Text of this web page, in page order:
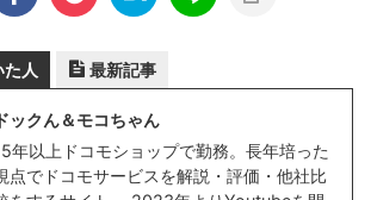
人 最新記事
ドックん＆モコちゃん
年以上ドコモショップで勤務。長年培った
点でドコモサービスを解説・評価・他社比